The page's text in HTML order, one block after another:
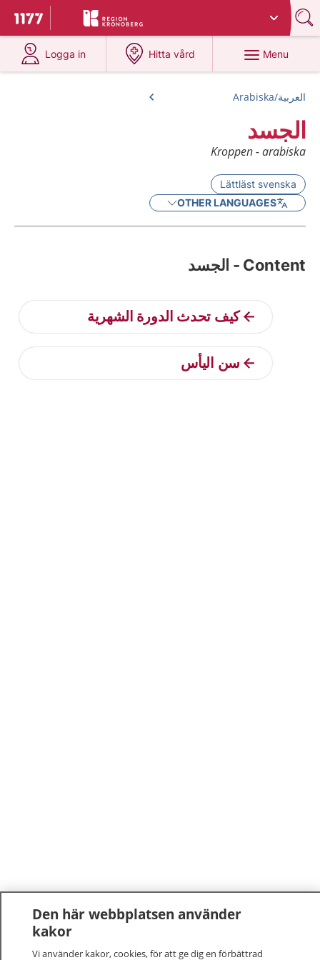
To start page for 1177
Du har valt region
Logga in
at 1177.se
Hitta vård
at 1177.se
Menu
العربية/Arabiska
الجسد
Kroppen - arabiska
Lättläst svenska
OTHER LANGUAGES
Content - الجسد
كيف تحدث الدورة الشهرية
سن اليأس
Den här webbplatsen använder
kakor
Vi använder kakor, cookies, för att ge dig en förbättrad